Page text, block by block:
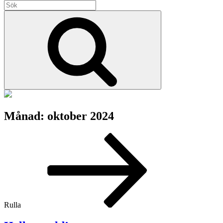
Sök
efter:
Månad: oktober 2024
Rulla